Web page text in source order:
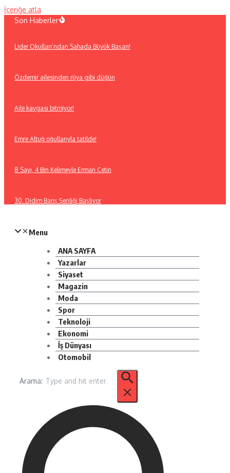
İçeriğe atla
Son Haberler
Lider Okulları’ndan Sahada Büyük Başarı!
Özdemir ailesinden rüya gibi düğün
Aile kavgası bitmiyor!
Emre Altuğ oğullarıyla tatilde!
8 Sayı, 4 Bin Kelimeyle Erman Çetin
30. Didim Barış Şenliği Başlıyor
Menu
ANA SAYFA
Yazarlar
Siyaset
Magazin
Moda
Spor
Teknoloji
Ekonomi
İş Dünyası
Otomobil
Arama: